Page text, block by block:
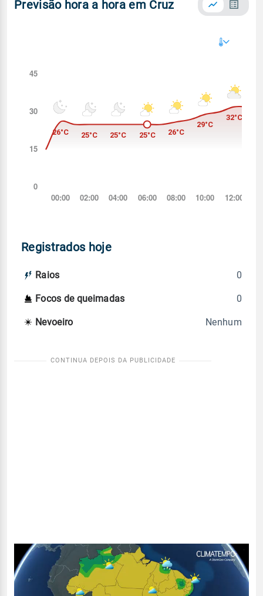
Previsão hora a hora em Cruz
Registrados hoje
Raios 0
Focos de queimadas 0
Nevoeiro Nenhum